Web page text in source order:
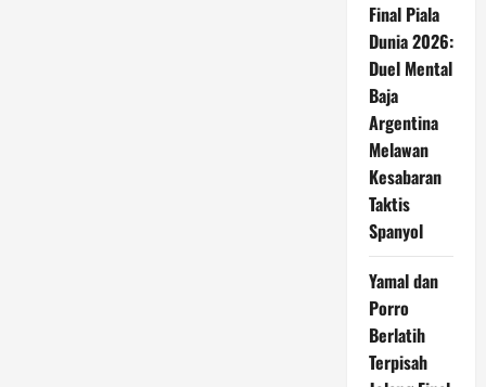
Final Piala
Dunia 2026:
Duel Mental
Baja
Argentina
Melawan
Kesabaran
Taktis
Spanyol
Yamal dan
Porro
Berlatih
Terpisah